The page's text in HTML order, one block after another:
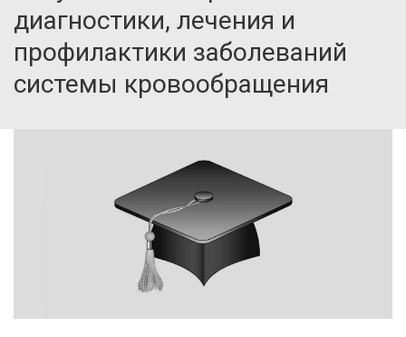
диагностики, лечения и
профилактики заболеваний
системы кровообращения